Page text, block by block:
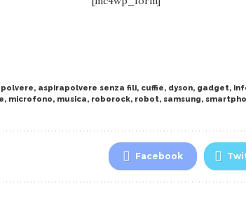
, aspirapolvere senza fili, cuffie, dyson, gadget,
, microfono, musica, roborock, robot, samsung,
Facebook